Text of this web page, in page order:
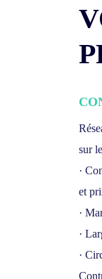
sur
·
et
·
·
·